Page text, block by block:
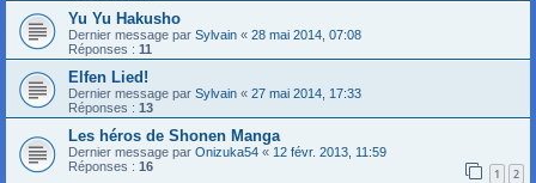
Yu Yu Hakusho
Dernier message par Sylvain « 28 mai 2014, 07:08
Réponses : 11
Elfen Lied!
Dernier message par Sylvain « 27 mai 2014, 17:33
Réponses : 13
Les héros de Shonen Manga
Dernier message par Onizuka54 « 12 févr. 2013, 11:59
Réponses : 16 1 2